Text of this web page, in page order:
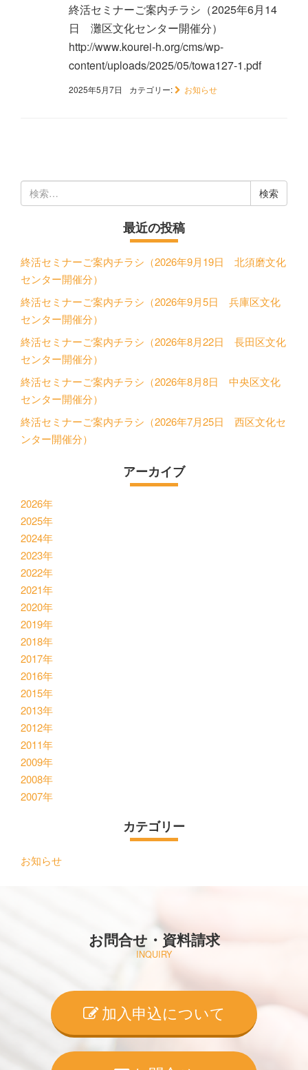
終活セミナーご案内チラシ（2025年6月14
日 灘区文化センター開催分）
http://www.kourei-h.org/cms/wp-
content/uploads/2025/05/towa127-1.pdf
2025年5月7日 カテゴリー: お知らせ
検
索:
最近の投稿
終活セミナーご案内チラシ（2026年9月19日 北須磨文化
センター開催分）
終活セミナーご案内チラシ（2026年9月5日 兵庫区文化
センター開催分）
終活セミナーご案内チラシ（2026年8月22日 長田区文化
センター開催分）
終活セミナーご案内チラシ（2026年8月8日 中央区文化
センター開催分）
終活セミナーご案内チラシ（2026年7月25日 西区文化セ
ンター開催分）
アーカイブ
2026年
2025年
2024年
2023年
2022年
2021年
2020年
2019年
2018年
2017年
2016年
2015年
2013年
2012年
2011年
2009年
2008年
2007年
カテゴリー
お知らせ
お問合せ・資料請求
INQUIRY
加入申込について